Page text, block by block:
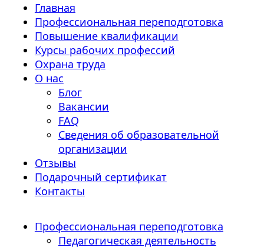
Главная
Профессиональная переподготовка
Повышение квалификации
Курсы рабочих профессий
Охрана труда
О нас
Блог
Вакансии
FAQ
Сведения об образовательной
организации
Отзывы
Подарочный сертификат
Контакты
Профессиональная переподготовка
Педагогическая деятельность